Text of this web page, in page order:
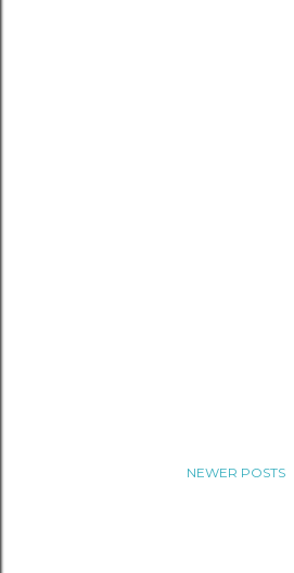
NEWER POSTS